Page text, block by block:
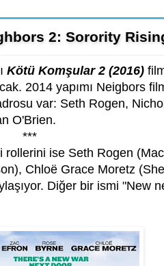
2: Sorority
Kötü Komşular 2 (2016)
2014 yapımı Neigbors
var: Seth Rogen,
O'Brien.
***
rollerini ise Seth Rogen
Chloë Grace Moretz
Diğer bir ismi "New